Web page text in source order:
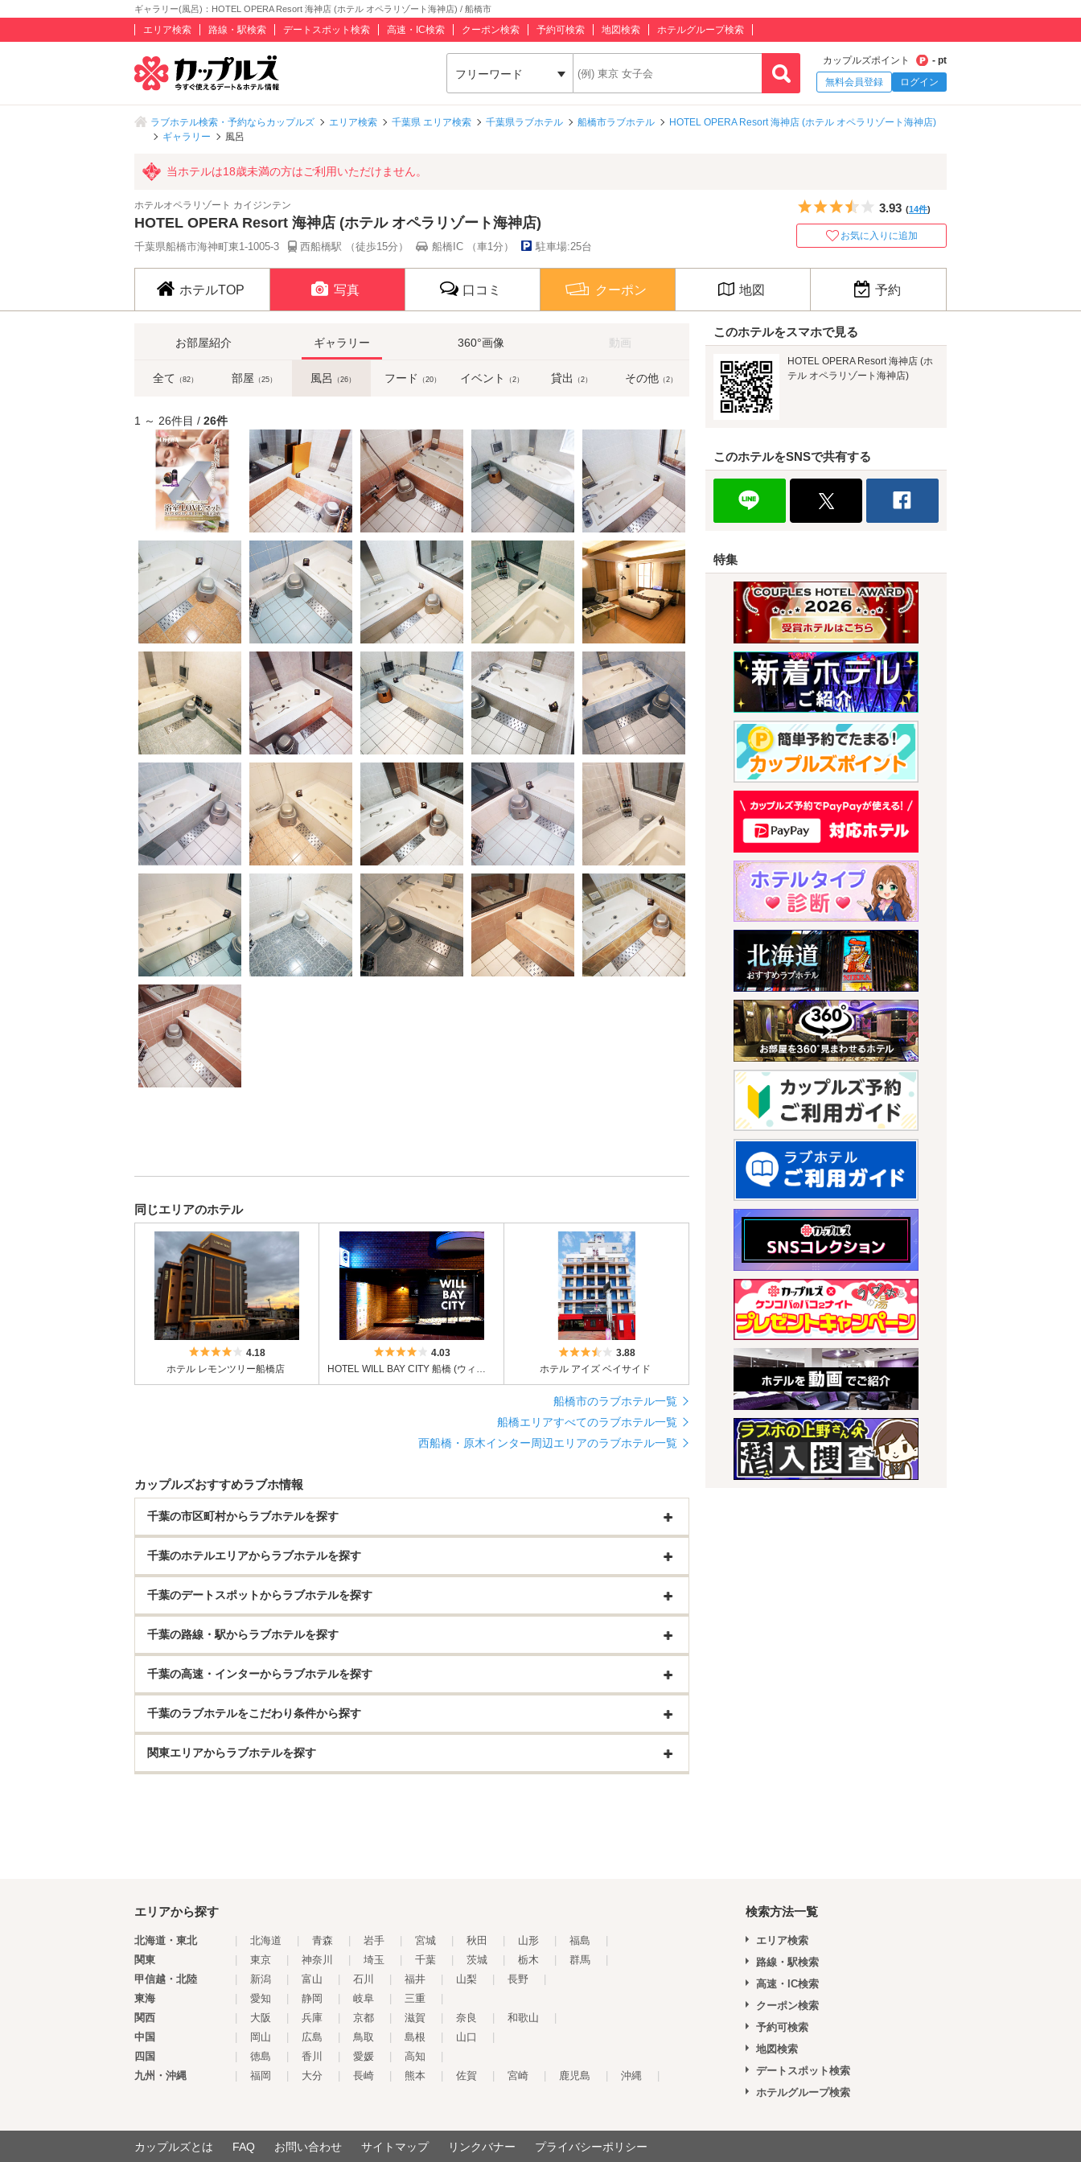
ギャラリー(風呂)：HOTEL OPERA Resort 海神店 (ホテル オペラリゾート海神店) / 船橋市
エリア検索 路線・駅検索 デートスポット検索 高速・IC検索 クーポン検索 予約可検索 地図検索 ホテルグループ検索
フリーワード
カップルズポイント
- pt
無料会員登録
ログイン
ラブホテル検索・予約ならカップルズ エリア検索 千葉県 エリア検索 千葉県ラブホテル 船橋市ラブホテル
HOTEL OPERA Resort 海神店 (ホテル オペラリゾート海神店)
ギャラリー
風呂
当ホテルは18歳未満の方はご利用いただけません。
ホテルオペラリゾート カイジンテン
HOTEL OPERA Resort 海神店 (ホテル オペラリゾート海神店)
千葉県船橋市海神町東1-1005-3 西船橋駅 （徒歩15分） 船橋IC （車1分） 駐車場:25台
5つ星のうち3.5
3.93 (14件)
お気に入りに追加
ホテルTOP 写真 口コミ クーポン 地図 予約
お部屋紹介 ギャラリー 360°画像 動画
全て （82） 部屋 （25） 風呂 （26） フード （20） イベント （2） 貸出 （2） その他 （2）
1 ～ 26件目 / 26件
同じエリアのホテル
5つ星のうち4
4.18
ホテル レモンツリー船橋店
5つ星のうち4
4.03
HOTEL WILL BAY CITY 船橋 (ウィルベイシティ船橋)
5つ星のうち3.5
3.88
ホテル アイズ ベイサイド
船橋市のラブホテル一覧
船橋エリアすべてのラブホテル一覧
西船橋・原木インター周辺エリアのラブホテル一覧
カップルズおすすめラブホ情報
千葉の市区町村からラブホテルを探す
千葉のホテルエリアからラブホテルを探す
千葉のデートスポットからラブホテルを探す
千葉の路線・駅からラブホテルを探す
千葉の高速・インターからラブホテルを探す
千葉のラブホテルをこだわり条件から探す
関東エリアからラブホテルを探す
このホテルをスマホで見る
HOTEL OPERA Resort 海神店 (ホ
テル オペラリゾート海神店)
このホテルをSNSで共有する
特集
エリアから探す
北海道・東北 北海道 青森 岩手 宮城 秋田 山形 福島
関東
東京 神奈川 埼玉 千葉 茨城 栃木 群馬
甲信越・北陸
新潟 富山 石川 福井 山梨 長野
東海
愛知 静岡 岐阜 三重
関西
大阪 兵庫 京都 滋賀 奈良 和歌山
中国
岡山 広島 鳥取 島根 山口
四国
徳島 香川 愛媛 高知
九州・沖縄
福岡 大分 長崎 熊本 佐賀 宮崎 鹿児島 沖縄
検索方法一覧
エリア検索
路線・駅検索
高速・IC検索
クーポン検索
予約可検索
地図検索
デートスポット検索
ホテルグループ検索
カップルズとは FAQ お問い合わせ サイトマップ リンクバナー
プライバシーポリシー